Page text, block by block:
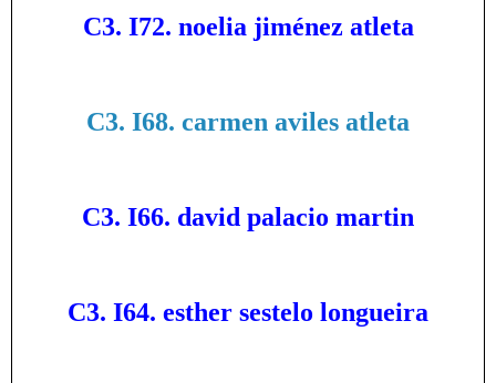
C3. I72. noelia jiménez atleta
C3. I68. carmen aviles atleta
C3. I66. david palacio martin
C3. I64. esther sestelo longueira